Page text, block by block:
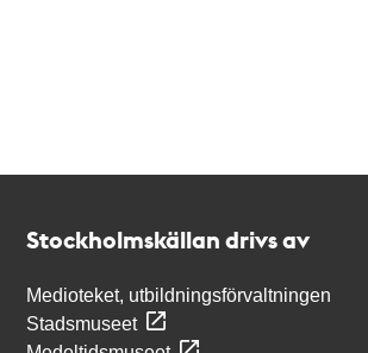
Stockholmskällan drivs av
Medioteket, utbildningsförvaltningen
Stadsmuseet